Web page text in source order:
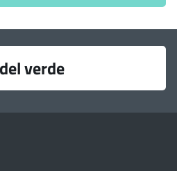
verde